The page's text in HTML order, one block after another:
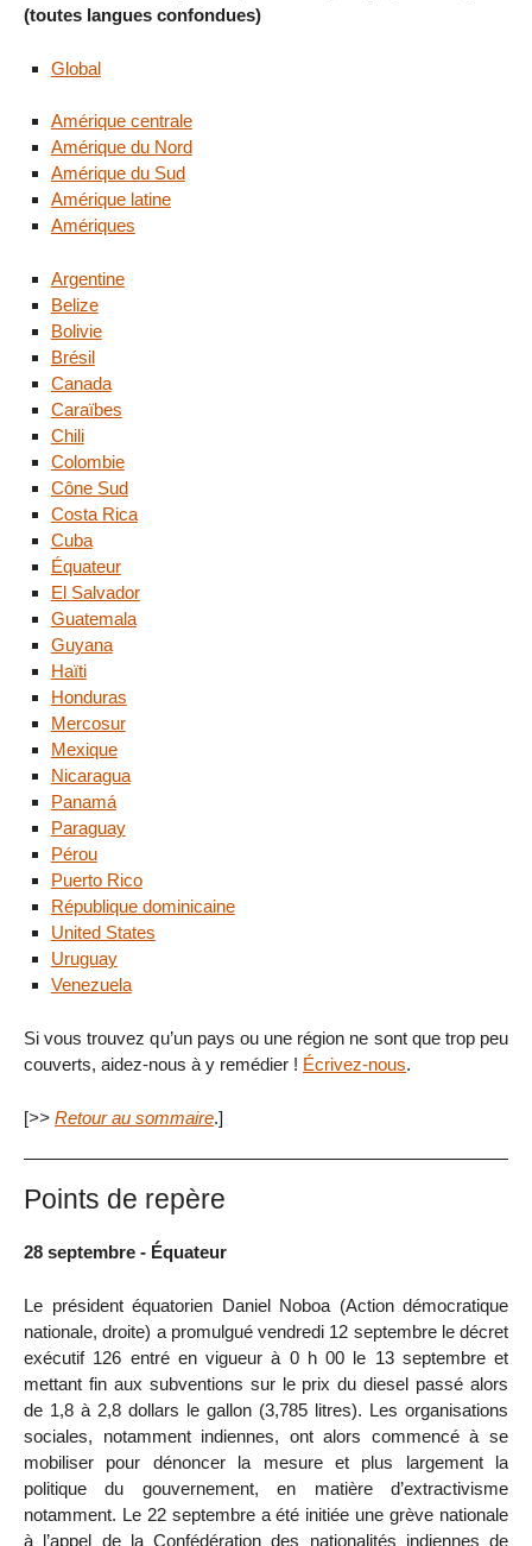
(toutes langues confondues)
Global
Amérique centrale
Amérique du Nord
Amérique du Sud
Amérique latine
Amériques
Argentine
Belize
Bolivie
Brésil
Canada
Caraïbes
Chili
Colombie
Cône Sud
Costa Rica
Cuba
Équateur
El Salvador
Guatemala
Guyana
Haïti
Honduras
Mercosur
Mexique
Nicaragua
Panamá
Paraguay
Pérou
Puerto Rico
République dominicaine
United States
Uruguay
Venezuela
Si vous trouvez qu’un pays ou une région ne sont que trop peu
couverts, aidez-nous à y remédier ! Écrivez-nous.
[>> Retour au sommaire.]
Points de repère
28 septembre - Équateur
Le président équatorien Daniel Noboa (Action démocratique
nationale, droite) a promulgué vendredi 12 septembre le décret
exécutif 126 entré en vigueur à 0 h 00 le 13 septembre et
mettant fin aux subventions sur le prix du diesel passé alors
de 1,8 à 2,8 dollars le gallon (3,785 litres). Les organisations
sociales, notamment indiennes, ont alors commencé à se
mobiliser pour dénoncer la mesure et plus largement la
politique du gouvernement, en matière d’extractivisme
notamment. Le 22 septembre a été initiée une grève nationale
à l’appel de la Confédération des nationalités indiennes de